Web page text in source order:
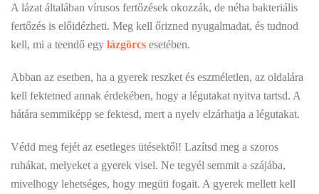
A lázat általában vírusos fertőzések okozzák, de néha bakteriális
fertőzés is előidézheti. Meg kell őrizned nyugalmadat, és tudnod
kell, mi a teendő egy lázgörcs esetében.
Abban az esetben, ha a gyerek reszket és eszméletlen, az oldalára
kell fektetned annak érdekében, hogy a légutakat nyitva tartsd. A
hátára semmiképp se fektesd, mert a nyelv elzárhatja a légutakat.
Védd meg fejét az esetleges ütésektől! Lazítsd meg a szoros
ruhákat, melyeket a gyerek visel. Ne tegyél semmit a szájába,
mivelhogy lehetséges, hogy megüti fogait. A gyerek mellett kell